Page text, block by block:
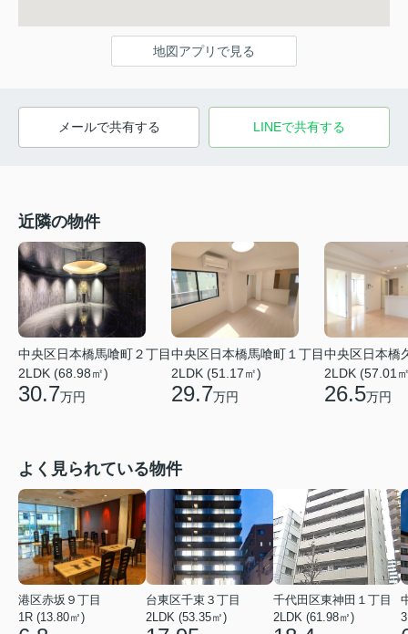
地図アプリで見る
メールで共有する LINEで共有する
近隣の物件
中央区日本橋馬喰町２丁目
2LDK (68.98㎡)
30.7万円
中央区日本橋馬喰町１丁目
2LDK (51.17㎡)
29.7万円
中央区日本橋
2LDK (57.01
26.5万円
よく見られている物件
港区赤坂９丁目
1R (13.80㎡)
台東区千束３丁目
2LDK (53.35㎡)
千代田区東神田１丁目
2LDK (61.98㎡)